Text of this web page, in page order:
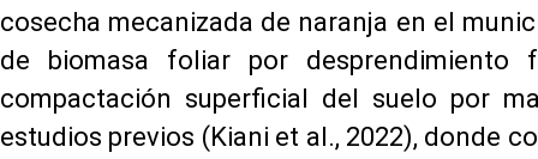
cosecha mecanizada de naranja en el
de biomasa foliar por
compactación superficial del suelo por
estudios previos (Kiani et al., 2022), donde